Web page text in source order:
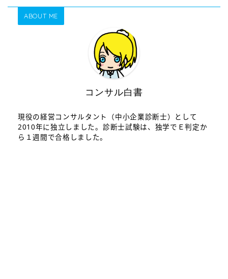
ABOUT ME
コンサル白書
現役の経営コンサルタント（中小企業診断士）として
2010年に独立しました。診断士試験は、独学でＥ判定か
ら１週間で合格しました。